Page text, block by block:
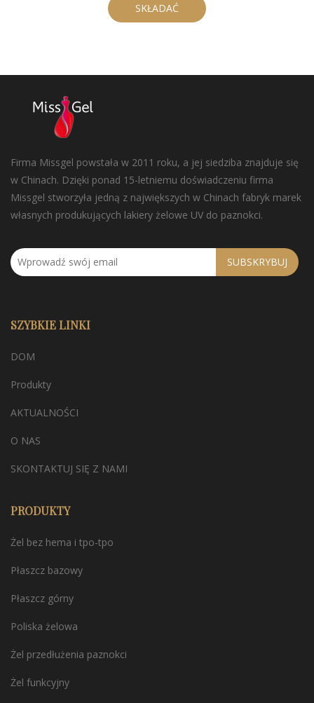
SKŁADAĆ
Firma Missgel powstała w 2011 roku, a jej siedziba znajduje się
w Chinach. Dzięki ponad 15-letniemu doświadczeniu firma
Missgel stworzyła jedną z największych w Chinach fabryk marek
własnych produkujących lakiery żelowe UV do paznokci.
SUBSKRYBUJ
SZYBKIE LINKI
DOM
Produkty
AKTUALNOŚCI
O NAS
SKONTAKTUJ SIĘ Z NAMI
PRODUKTY
Żel bez hema i tpo-tpo
Płaszcz bazowy
Płaszcz górny
Poliska żelowa
Żel przedłużenia paznokci
Żel funkcyjny